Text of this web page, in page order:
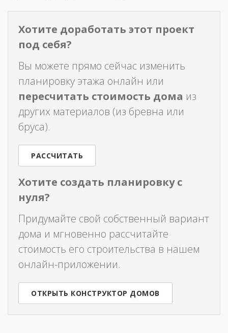
Хотите доработать этот проект
под себя?
Вы можете прямо сейчас изменить
планировку этажа онлайн или
пересчитать стоимость дома из
других материалов (из бревна или
бруса).
РАССЧИТАТЬ
Хотите создать планировку с
нуля?
Придумайте свой собственный вариант
дома и мгновенно рассчитайте
стоимость его строительства в нашем
онлайн-приложении.
ОТКРЫТЬ КОНСТРУКТОР ДОМОВ